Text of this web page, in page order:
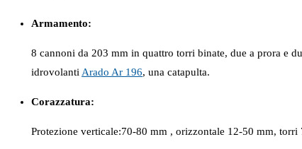
Armamento:
8 cannoni da 203 mm in quattro torri binate, due a prora e
idrovolanti Arado Ar 196, una catapulta.
Corazzatura:
Protezione verticale:70-80 mm , orizzontale 12-50 mm, torri